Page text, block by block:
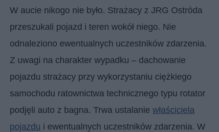
W aucie nikogo nie było. Strażacy z JRG Ostróda
przeszukali pojazd i teren wokół niego. Nie
odnaleziono ewentualnych uczestników zdarzenia.
Z uwagi na charakter wypadku – dachowanie
pojazdu strażacy przy wykorzystaniu ciężkiego
samochodu ratownictwa technicznego typu rotator
podjęli auto z bagna. Trwa ustalanie właściciela
pojazdu i ewentualnych uczestników zdarzenia. W